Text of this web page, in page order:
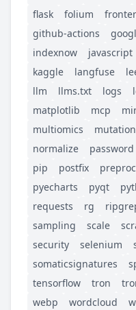
flask
folium
github-actions
indexnow
javascript
kaggle
langfuse
llm
llms.txt logs
matplotlib
mcp
multiomics
mutation
normalize
password
pip
postfix
pyecharts
pyqt
requests
rg
sampling
scale
security
selenium
somaticsignatures
tensorflow
tron
webp
wordcloud